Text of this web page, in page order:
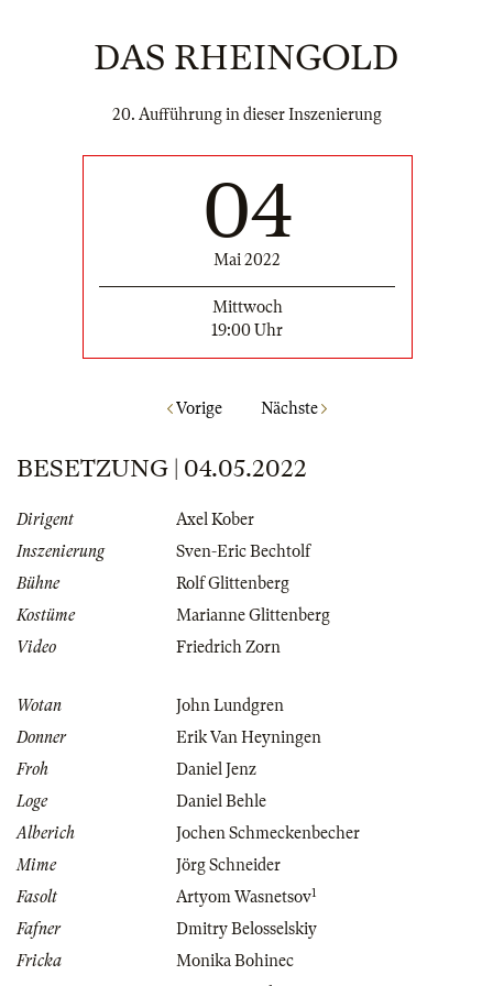
DAS RHEINGOLD
20. Aufführung in dieser Inszenierung
04
Mai 2022
Mittwoch
19:00 Uhr
Vorige Nächste
BESETZUNG | 04.05.2022
Dirigent
Axel Kober
Inszenierung
Sven-Eric Bechtolf
Bühne
Rolf Glittenberg
Kostüme
Marianne Glittenberg
Video
Friedrich Zorn
Wotan
John Lundgren
Donner
Erik Van Heyningen
Froh
Daniel Jenz
Loge
Daniel Behle
Alberich
Jochen Schmeckenbecher
Mime
Jörg Schneider
Fasolt
Artyom Wasnetsov1
Fafner
Dmitry Belosselskiy
Fricka
Monika Bohinec